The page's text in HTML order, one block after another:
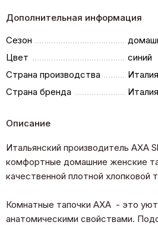
Дополнительная информация
Сезон
Цвет
синий
Страна производства
Италия
Страна бренда
Италия
Описание
Итальянский производитель AXA
комфортные домашние женские
качественной плотной хлопковой
Комнатные тапочки AXA - это
анатомическими свойствами.